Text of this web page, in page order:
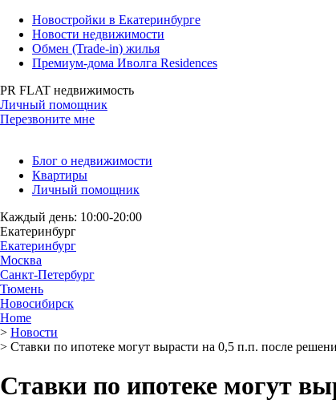
Новостройки в Екатеринбурге
Новости недвижимости
Обмен (Trade-in) жилья
Премиум-дома Иволга Residences
PR FLAT недвижимость
Личный помощник
Перезвоните мне
Блог о недвижимости
Квартиры
Личный помощник
Каждый день: 10:00-20:00
Екатеринбург
Екатеринбург
Москва
Санкт-Петербург
Тюмень
Новосибирск
Home
> Новости
> Ставки по ипотеке могут вырасти на 0,5 п.п. после
Ставки по ипотеке могут